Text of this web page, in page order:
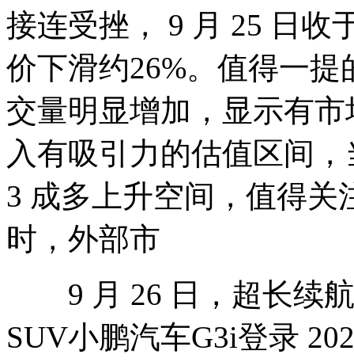
接连受挫， 9 月 25 日收
价下滑约26%。值得一提
交量明显增加，显示有
入有吸引力的估值区间
3 成多上升空间，值得关
时，外部市
9 月 26 日，超长续航
SUV小鹏汽车G3i登录